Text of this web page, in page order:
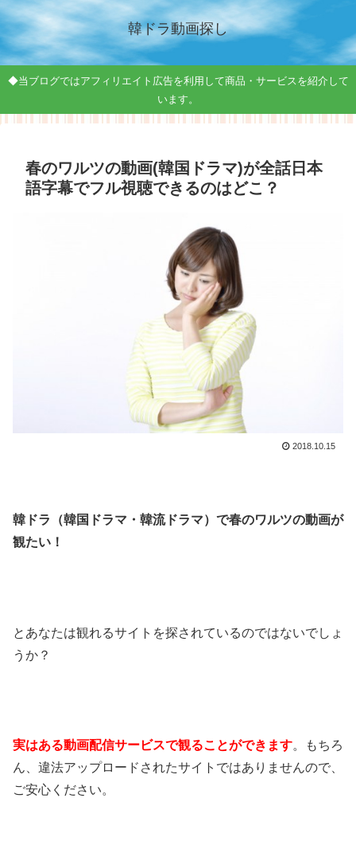
韓ドラ動画探し
◆当ブログではアフィリエイト広告を利用して商品・サービスを紹介して
います。
春のワルツの動画(韓国ドラマ)が全話日本
語字幕でフル視聴できるのはどこ？
2018.10.15
韓ドラ（韓国ドラマ・韓流ドラマ）で春のワルツの動画が
観たい！
とあなたは観れるサイトを探されているのではないでしょ
うか？
実はある動画配信サービスで観ることができます。もちろ
ん、違法アップロードされたサイトではありませんので、
ご安心ください。